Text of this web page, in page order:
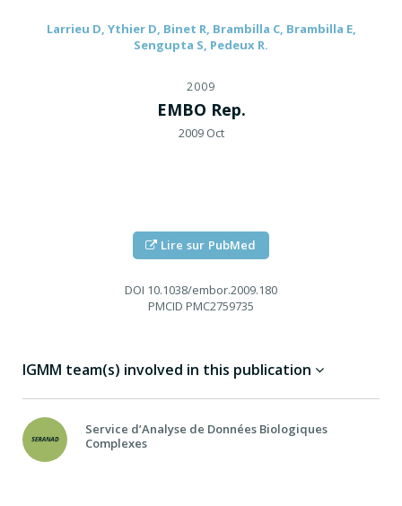
Larrieu D, Ythier D, Binet R, Brambilla C, Brambilla E,
Sengupta S, Pedeux R.
2009
EMBO Rep.
2009 Oct
Lire sur PubMed
DOI 10.1038/embor.2009.180
PMCID PMC2759735
IGMM team(s) involved in this publication
Service d’Analyse de Données Biologiques
Complexes